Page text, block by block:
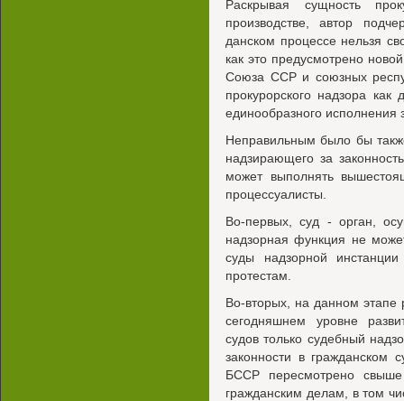
Раскрывая сущность
производстве, автор
данском процессе нельзя
как это предусмотрено
Союза ССР и союзных
прокурорского надзора
единообразного исполнения
Неправильным было бы
надзирающего за
может выполнять
процессуалисты.
Во-первых, суд - орган,
надзорная функция не
суды надзорной
протестам.
Во-вторых, на данном этапе
сегодняшнем уровне
судов только судебный
законности в гражданском
БССР пересмотрено
гражданским делам, в том